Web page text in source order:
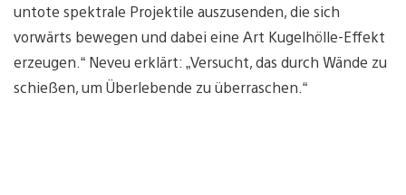
untote spektrale Projektile auszusenden, die sich
vorwärts bewegen und dabei eine Art Kugelhölle-Effekt
erzeugen.“ Neveu erklärt: „Versucht, das durch Wände zu
schießen, um Überlebende zu überraschen.“